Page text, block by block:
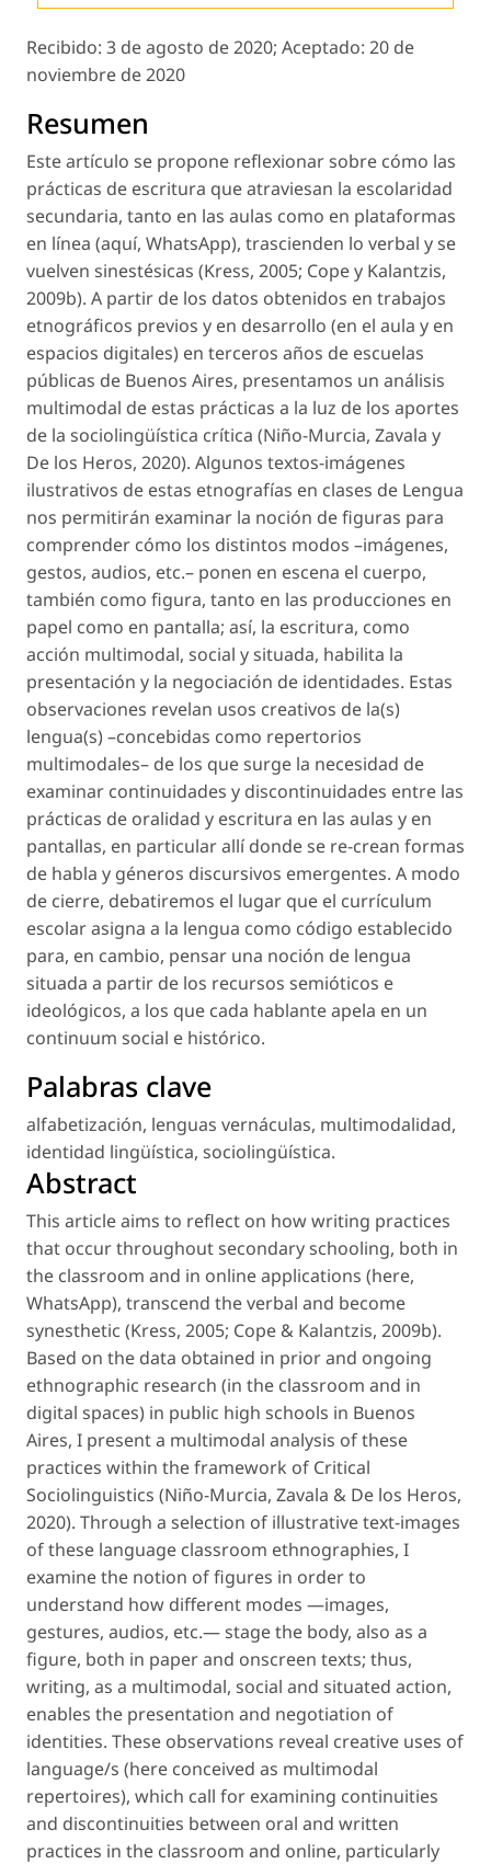
Recibido: 3 de agosto de 2020; Aceptado: 20 de
noviembre de 2020
Resumen
Este artículo se propone reflexionar sobre cómo las
prácticas de escritura que atraviesan la escolaridad
secundaria, tanto en las aulas como en plataformas
en línea (aquí, WhatsApp), trascienden lo verbal y se
vuelven sinestésicas (Kress, 2005; Cope y Kalantzis,
2009b). A partir de los datos obtenidos en trabajos
etnográficos previos y en desarrollo (en el aula y en
espacios digitales) en terceros años de escuelas
públicas de Buenos Aires, presentamos un análisis
multimodal de estas prácticas a la luz de los aportes
de la sociolingüística crítica (Niño-Murcia, Zavala y
De los Heros, 2020). Algunos textos-imágenes
ilustrativos de estas etnografías en clases de Lengua
nos permitirán examinar la noción defiguras para
comprender cómo los distintos modos –imágenes,
gestos, audios, etc.– ponen en escena el cuerpo,
también como figura, tanto en las producciones en
papel como en pantalla; así, la escritura, como
acción multimodal, social y situada, habilita la
presentación y la negociación de identidades. Estas
observaciones revelan usos creativos de la(s)
lengua(s) –concebidas como repertorios
multimodales– de los que surge la necesidad de
examinar continuidades y discontinuidades entre las
prácticas de oralidad y escritura en las aulas y en
pantallas, en particular allí donde se re-crean formas
de habla y géneros discursivos emergentes. A modo
de cierre, debatiremos el lugar que el currículum
escolar asigna a la lengua como código establecido
para, en cambio, pensar una noción de lengua
situada a partir de los recursos semióticos e
ideológicos, a los que cada hablante apela en un
continuum social e histórico.
Palabras clave
alfabetización, lenguas vernáculas, multimodalidad,
identidad lingüística, sociolingüística.
Abstract
This article aims to reflect on how writing practices
that occur throughout secondary schooling, both in
the classroom and in online applications (here,
WhatsApp), transcend the verbal and become
synesthetic (Kress, 2005; Cope & Kalantzis, 2009b).
Based on the data obtained in prior and ongoing
ethnographic research (in the classroom and in
digital spaces) in public high schools in Buenos
Aires, I present a multimodal analysis of these
practices within the framework of Critical
Sociolinguistics (Niño-Murcia, Zavala & De los Heros,
2020). Through a selection of illustrative text-images
of these language classroom ethnographies, I
examine the notion offigures in order to
understand how different modes —images,
gestures, audios, etc.— stage the body, also as a
figure, both in paper and onscreen texts; thus,
writing, as a multimodal, social and situated action,
enables the presentation and negotiation of
identities. These observations reveal creative uses of
language/s (here conceived as multimodal
repertoires), which call for examining continuities
and discontinuities between oral and written
practices in the classroom and online, particularly